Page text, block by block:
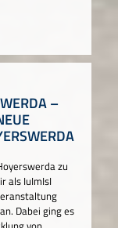
–
zu
als IuImIsI
Dabei ging es